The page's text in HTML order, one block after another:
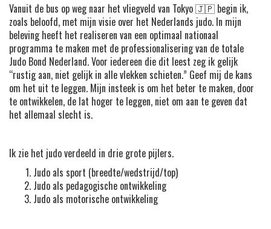
Vanuit de bus op weg naar het vliegveld van Tokyo 🇯🇵 begin ik,
zoals beloofd, met mijn visie over het Nederlands judo. In mijn
beleving heeft het realiseren van een optimaal nationaal
programma te maken met de professionalisering van de totale
Judo Bond Nederland. Voor iedereen die dit leest zeg ik gelijk
“rustig aan, niet gelijk in alle vlekken schieten.” Geef mij de kans
om het uit te leggen. Mijn insteek is om het beter te maken, door
te ontwikkelen, de lat hoger te leggen, niet om aan te geven dat
het allemaal slecht is.
Ik zie het judo verdeeld in drie grote pijlers.
Judo als sport (breedte/wedstrijd/top)
Judo als pedagogische ontwikkeling
Judo als motorische ontwikkeling